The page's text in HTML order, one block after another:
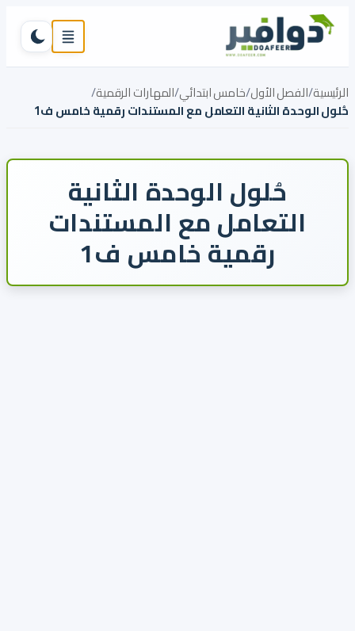
تخطي إلى المحتوى
القائمة
تبديل
الرئيسية/الفصل الأول/خامس ابتدائي/المهارات الرقمية/
حُلول الوحدة الثانية التعامل مع المستندات رقمية خامس ف1
حُلول الوحدة الثانية
التعامل مع المستندات
رقمية خامس ف1